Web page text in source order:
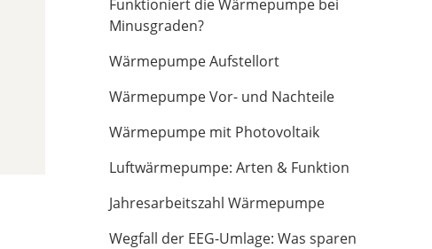
Funktioniert die Wärmepumpe bei
Minusgraden?
Wärmepumpe Aufstellort
Wärmepumpe Vor- und Nachteile
Wärmepumpe mit Photovoltaik
Luftwärmepumpe: Arten & Funktion
Jahresarbeitszahl Wärmepumpe
Wegfall der EEG-Umlage: Was sparen